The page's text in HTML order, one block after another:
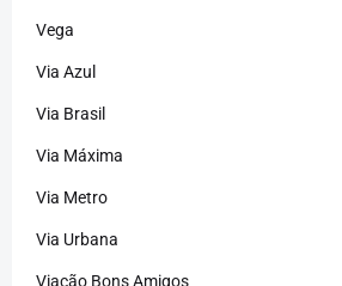
Vega
Via Azul
Via Brasil
Via Máxima
Via Metro
Via Urbana
Viação Bons Amigos